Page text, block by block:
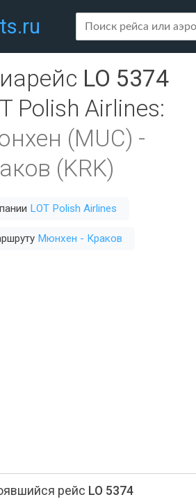
LO 5374
Polish Airlines:
(MUC) -
(KRK)
LOT Polish Airlines
Мюнхен - Краков
рейс LO 5374